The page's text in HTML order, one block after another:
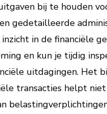
bij te houden
gedetailleerde
in de financiële
en kun je tijdig
uitdagingen. Het
transacties helpt